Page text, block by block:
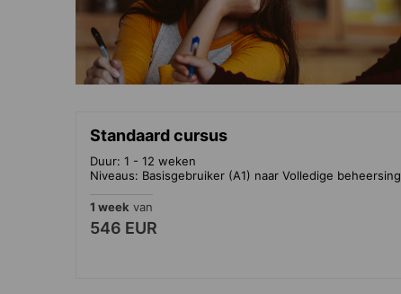
Standaard cursus
Duur: 1 - 12 weken
Niveaus: Basisgebruiker (A1) naar Volledige beheersing
1 week van
546 EUR